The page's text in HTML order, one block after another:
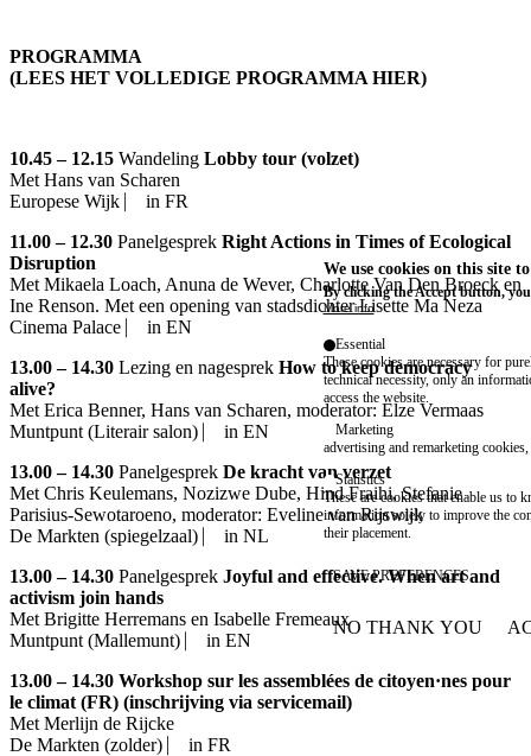
PROGRAMMA
(LEES HET VOLLEDIGE PROGRAMMA HIER)
10.45 – 12.15 Wandeling Lobby tour (volzet)
Met Hans van Scharen
Europese Wijk ⎸ in FR
11.00 – 12.30 Panelgesprek Right Actions in Times of Ecological
Disruption
Met Mikaela Loach, Anuna de Wever, Charlotte Van Den Broeck en
Ine Renson. Met een opening van stadsdichter Lisette Ma Neza
Cinema Palace ⎸ in EN
13.00 – 14.30 Lezing en nagesprek How to keep democracy
alive?
Met Erica Benner, Hans van Scharen, moderator: Elze Vermaas
Muntpunt (Literair salon) ⎸ in EN
13.00 – 14.30 Panelgesprek De kracht van verzet
Met Chris Keulemans, Nozizwe Dube, Hind Fraihi,Stefanie
Parisius-Sewotaroeno, moderator: Eveline van Rijswijk
De Markten (spiegelzaal) ⎸ in NL
13.00 – 14.30 Panelgesprek Joyful and effective. When art and
activism join hands
Met Brigitte Herremans en Isabelle Fremeaux
Muntpunt (Mallemunt) ⎸ in EN
13.00 – 14.30 Workshop sur les assemblées de citoyen·nes pour
le climat (FR) (inschrijving via servicemail)
Met Merlijn de Rijcke
De Markten (zolder) ⎸ in FR
We use cookies on this site
By clicking the Accept button,
More info
Essential
These cookies are necessary for
technical necessity, only an
access the website.
Marketing
advertising and remarketing cookies,
Statistics
These are cookies that enable us to
information solely to improve the
their placement.
SAVE PREFERENCES
NO THANK YOU
WITHDRAW